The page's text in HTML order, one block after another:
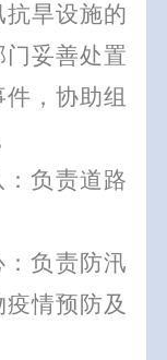
旱设施的
妥善处置
，协助组
：负责道路
：负责防汛
情预防及